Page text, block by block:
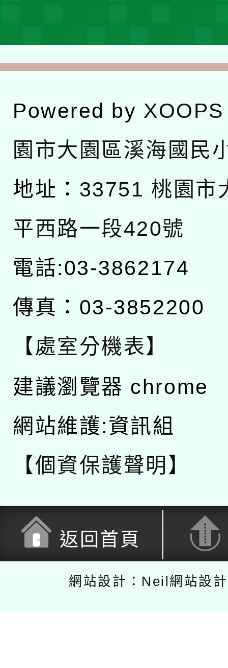
Powered by XOOPS
園市大園區溪海國民
地址： 33751 桃園市
平西路一段420號
電話:03-3862174
傳真：03-3852200
【處室分機表】
建議瀏覽器 chrome
網站維護:資訊組
【個資保護聲明】
返回首頁
網站設計：Neil網站設